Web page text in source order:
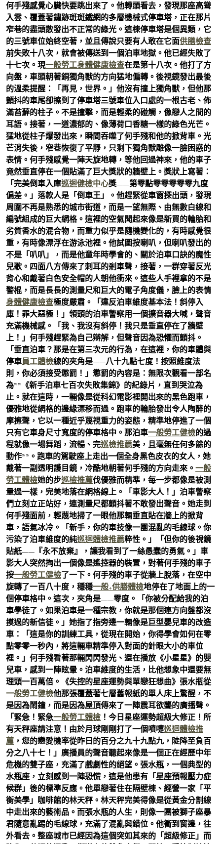
何手殘感覺心臟快要跳出來了。他轉頭看去，發現那座高聳
入雲、覆蓋著鏽跡斑斑鐵網的多層機械式停車塔，正在那片
窄巷的盡頭散發出不正常的綠光。這棟停車塔是個異類，它
的三號車位始終空著，並且傳說只要有人敢在它面供膳檢查
前失敗十八次，就會被傳送到一個泊車地獄。他已經失敗了
十七次。現一般勞工身體健康檢查在是第十八次。他打了方
向盤，車頭朝著銅獨角獸的方向猛地偏轉。後視鏡發出最後
的溫柔提醒：「再見，世界。」他沒有撞上獨角獸，但他那
顫抖的車尾卻擦到了停車塔三號車位入口處的一根古老、佈
滿苔蘚的柱子。不是撞擊，而是輕柔的碰觸，像戀人之間的
耳語。接著，一道濃郁的、像薄荷口香糖一樣的綠色光芒。
猛地從柱子爆發出來，瞬間吞噬了何手殘和他的掀背車。光
芒消失後，窄巷恢復了平靜，只剩下獨角獸雕像一臉困惑的
表情。何手殘感覺一陣天旋地轉，等他回過神來，他的車子
竟然垂直停在一個貼滿了巨大獎狀的牆壁上。獎狀上寫著：
「完美倒車入庫巡迴健檢中心獎——第零點零零零零零九度
偏差。」落款人是「倒車王」。他趕緊從車窗探出頭，發現
周圍不再是熟悉的城市街道，而是一望無際、由無數白線和
編號組成的巨大網格。這裡的空氣聞起來像是新買的輪胎和
劣質香水的混合物，而重力似乎是隨機變化的，有時感覺很
重，有時像漂浮在游泳池裡。他試圖按喇叭，但喇叭發出的
不是「叭叭」，而是他童年時學會的、關於泊車口訣的魔性
兒歌。四面八方傳來了刺耳的剎車聲，接著，一群穿著反光
背心和戴著白色安全帽的人朝他衝來。這些人手裡拿的不是
警棍，而是長長的測量尺和巨大的電子角度儀，臉上的表情
身體健康檢查極度嚴肅。「違反泊車維度基本法！斜停入
庫！罪大惡極！」領頭的泊車警察用一個擴音器大喊，聲音
充滿機械感。「我、我沒有斜停！我只是垂直停在了牆壁
上！」何手殘趕緊為自己辯解，但聲音因為恐懼而顫抖。
「垂直泊車？那是在第三次元的行為，在這裡，你的車體與
停車員工體檢線的夾角是——八十九點七度！按照維度法
則，你必須接受懲罰！」懲罰的內容是：無限次觀看一部名
為**《新手泊車七百次失敗集錦》的紀錄片，直到哭泣為
止。就在這時，一輛像是從科幻電影裡開出來的黑色跑車，
優雅地從網格的邊緣漂移而過。跑車的輪胎發出令人陶醉的
摩擦聲，它以一種近乎蔑視重力的姿態，精準地停進了一個
只有它車身尺寸寬度的停車格中。那泊車一般勞工健檢的過
程就像一場舞蹈，流暢、完巡檢推薦美，且毫無任何多餘的
動作**。跑車的駕駛座上走出一個全身黑色皮衣的女人，她
戴著一副透明護目鏡，冷酷地朝著何手殘的方向走來。 一般
勞工體檢她的步巡檢推薦伐優雅而精準，每一步都像是被測
量過一樣，完美地落在網格線上。「車影大人！」泊車警察
們立刻立正站好，連測量尺都顫抖著不敢發出聲音。她走到
何手殘面前，輕蔑地掃了一眼他那輛垂直貼在牆上的掀背
車，語氣冰冷。「新手，你的車技像一團混亂的毛線球。你
污染了泊車維度的純巡迴體檢推薦粹性。」「但你的後視鏡
貼紙——『永不放棄』，讓我看到了一絲愚蠢的勇氣。」車
影大人突然掏出一個像是遙控器的裝置，對著何手殘的車子
按一般勞工健檢了一下。何手殘的車子從牆上脫落，在空中
旋轉了一百八十度，穩穩一般+供膳體檢地停在了地面上的一
個停車格中。這次，夾角是——零度。「你被分配給我的泊
車學徒了。如果泊車是一種宗教，你就是那個連方向盤都沒
摸過的新信徒。」她指了指旁邊一輛像是巨型嬰兒車的改造
車：「這是你的訓練工具，從現在開始，你得學會如何在零
點零零一秒內，將這輛車精準停入對面的針眼大小的車位
裡。」何手殘看著那輛閃閃發光、還在播放《小星星》的嬰
兒車，感到一陣眩暈。泊車維度的生活，比他想象中還要無
理頭一百萬倍。《失控的星座運勢與單戀狂想曲》張水瓶從
一般勞工健檢他那張覆蓋著七層舊報紙的單人床上驚醒，不
是因為鬧鐘，而是因為屋頂傳來了一陣震耳欲聾的廣播聲。
「緊急！緊急一般勞工體檢 ！今日星座運勢超級大修正！所
有天秤座請注意！由於月球剛剛打了一個噴嚏巡迴體檢推
薦 ，您的戀愛機率從昨日的百分之九十九點九，陡降至負百
分之八十七！」廣播員的聲音聽起來像是一個正在經歷中年
危機的雙子座，充滿了戲劇性的絕望。張水瓶，一個典型的
水瓶座，立刻感到一陣恐慌，這是他患有「星座預報壓力症
候群」後的標準反應。他單戀著住在隔壁棟、經營一家「平
衡美學」咖啡館的林天秤。林天秤完美得像是從黃金分割線
中走出來的藝術品。而張水瓶的人生，則像一團被獅子座暴
君隨意亂踢的毛線球，充滿了混亂與錯位。他衝到窗邊，往
外看去。整座城市已經因為這個突如其來的「超級修正」而